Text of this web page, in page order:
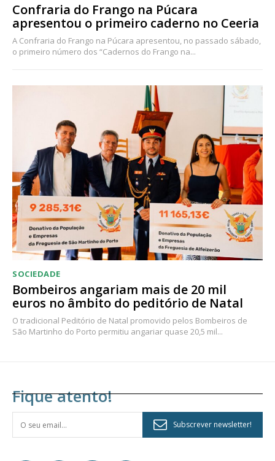
Confraria do Frango na Púcara
apresentou o primeiro caderno no Ceeria
A Confraria do Frango na Púcara apresentou, no passado sábado,
o primeiro número dos “Cadernos do Frango na...
SOCIEDADE
Bombeiros angariam mais de 20 mil
euros no âmbito do peditório de Natal
O tradicional Peditório de Natal promovido pelos Bombeiros de
São Martinho do Porto permitiu angariar quase 20,5 mil...
Fique atento!
Subscrever newsletter!